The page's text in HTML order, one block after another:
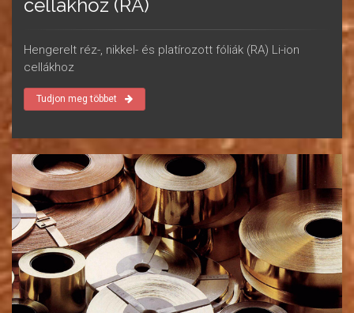
cellákhoz (RA)
Hengerelt réz-, nikkel- és platírozott fóliák (RA) Li-ion
cellákhoz
Tudjon meg többet